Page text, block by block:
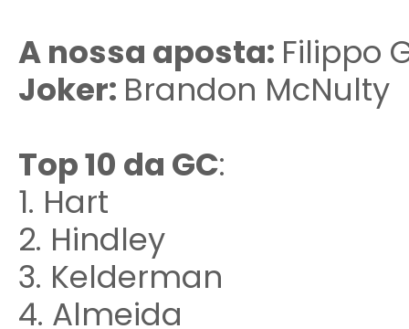
A nossa aposta: Filippo
Joker: Brandon McNulty
Top 10 da GC:
1. Hart
2. Hindley
3. Kelderman
4. Almeida